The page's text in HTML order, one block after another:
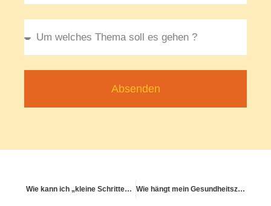
Absenden
Wie kann ich „kleine Schritte“ in der Gesundheitspraxis wirklich umsetzen? Wie hängt mein Gesundheitszustand mit dem Zustand der Welt zusammen?